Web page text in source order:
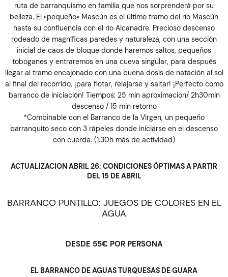
ruta de barranquismo en familia que nos sorprenderá por su
belleza. El «pequeño» Mascún es el último tramo del río Mascún
hasta su confluencia con el río Alcanadre. Precioso descenso
rodeado de magníficas paredes y naturaleza, con una sección
inicial de caos de bloque donde haremos saltos, pequeños
toboganes y entraremos en una cueva singular, para después
llegar al tramo encajonado con una buena dosis de natación al sol
al final del recorrido, ¡para flotar, relajarse y saltar! ¡Perfecto como
barranco de iniciación! Tiempos: 25 min aproximacion/ 2h30min
descenso / 15 min retorno
*Combinable con el Barranco de la Virgen, un pequeño
barranquito seco con 3 rápeles donde iniciarse en el descenso
con cuerda. (1.30h más de actividad)
ACTUALIZACION ABRIL 26: CONDICIONES ÓPTIMAS A PARTIR
DEL 15 DE ABRIL
BARRANCO PUNTILLO: JUEGOS DE COLORES EN EL
AGUA
DESDE 55€ POR PERSONA
EL BARRANCO DE AGUAS TURQUESAS DE GUARA